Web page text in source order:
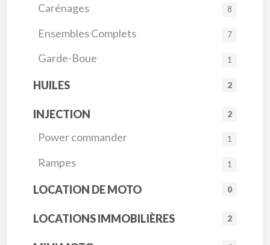
Carénages 8
Ensembles Complets 7
Garde-Boue 1
HUILES 2
INJECTION 2
Power commander 1
Rampes 1
LOCATION DE MOTO 0
LOCATIONS IMMOBILIÈRES 2